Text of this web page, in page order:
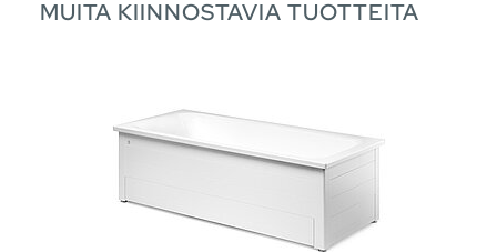
MUITA KIINNOSTAVIA TUOTTEITA